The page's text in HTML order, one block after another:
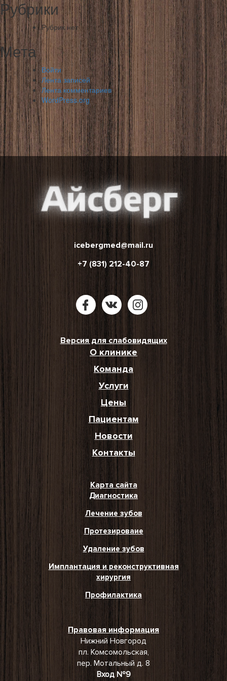
Рубрики
Рубрик нет
Мета
Войти
Лента записей
Лента комментариев
WordPress.org
icebergmed@mail.ru
+7 (831) 212-40-87
Версия для слабовидящих
О клинике
Команда
Услуги
Цены
Пациентам
Новости
Контакты
Карта сайта
Диагностика
Лечение зубов
Протезироваие
Удаление зубов
Имплантация и реконструктивная
хирургия
Профилактика
Правовая информация
Нижний Новгород
пл. Комсомольская,
пер. Мотальный д. 8
Вход №9